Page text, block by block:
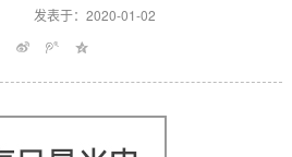
发表于：2020-01-02